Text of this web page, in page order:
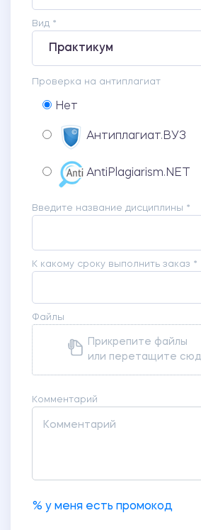
Вид *
Практикум
Проверка на антиплагиат
Нет
Антиплагиат.ВУЗ
AntiPlagiarism.NET
Введите название дисциплины *
К какому сроку выполнить заказ *
Файлы
Прикрепите файлы
или перетащите
Комментарий
% у меня есть промокод